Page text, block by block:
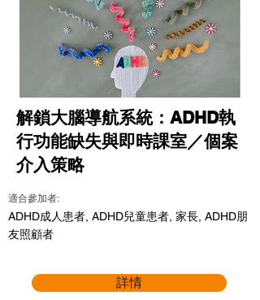
解鎖大腦導航系統：ADHD執
行功能缺失與即時課室／個案
介入策略
適合參加者:
ADHD成人患者, ADHD兒童患者, 家長, ADHD朋
友照顧者
詳情